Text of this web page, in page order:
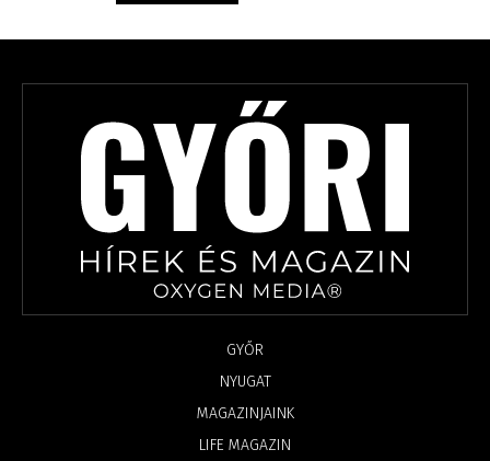
GYŐR
NYUGAT
MAGAZINJAINK
LIFE MAGAZIN